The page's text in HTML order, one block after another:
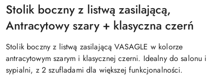
Stolik boczny z listwą zasilającą,
Antracytowy szary + klasyczna czerń
Stolik boczny z listwą zasilającą VASAGLE w kolorze
antracytowym szarym i klasycznej czerni. Idealny do salonu i
sypialni, z 2 szufladami dla większej funkcjonalności.